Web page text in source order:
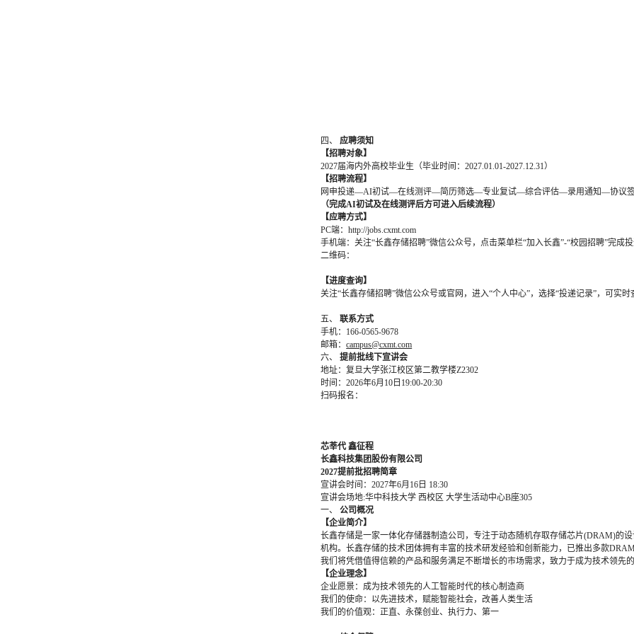
四、应聘须知
【招聘对象】
2027届海内外高校毕业生（毕业时间：2027.01.01-2027.12.31）
【招聘流程】
网申投递—AI初试—在线测评—简历筛选—专业复试—综合评估—录用通知—协议签
（完成AI初试及在线测评后方可进入后续流程）
【应聘方式】
PC端：http://jobs.cxmt.com
手机端：关注“长鑫存储招聘”微信公众号，点击菜单栏“加入长鑫”-“校园招聘”完成
二维码：
【进度查询】
关注“长鑫存储招聘”微信公众号或官网，进入“个人中心”，选择“投递记录”，可实时
五、联系方式
手机：166-0565-9678
邮箱：campus@cxmt.com
六、提前批线下宣讲会
地址：复旦大学张江校区第二教学楼Z2302
时间：2026年6月10日19:00-20:30
扫码报名：
芯莘代 鑫征程
长鑫科技集团股份有限公司
2027提前批招聘简章
宣讲会时间：2027年6月16日 18:30
宣讲会场地:华中科技大学 西校区 大学生活动中心B座305
一、公司概况
【企业简介】
长鑫存储是一家一体化存储器制造公司，专注于动态随机存取存储芯片(DRAM)的
机构。长鑫存储的技术团体拥有丰富的技术研发经验和创新能力，已推出多款D
我们将凭借值得信赖的产品和服务满足不断增长的市场需求，致力于成为技术领先
【企业理念】
企业愿景：成为技术领先的人工智能时代的核心制造商
我们的使命： 以先进技术，赋能智能社会，改善人类生活
我们的价值观：正直、永葆创业、执行力、第一